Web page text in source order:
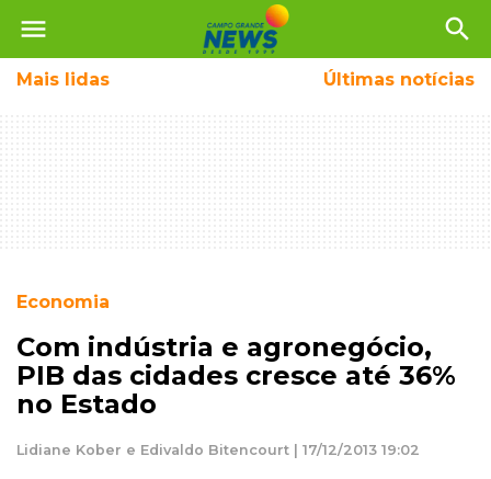
menu search
Mais lidas Últimas notícias
Economia
Com indústria e agronegócio,
PIB das cidades cresce até 36%
no Estado
Lidiane Kober e Edivaldo Bitencourt | 17/12/2013 19:02